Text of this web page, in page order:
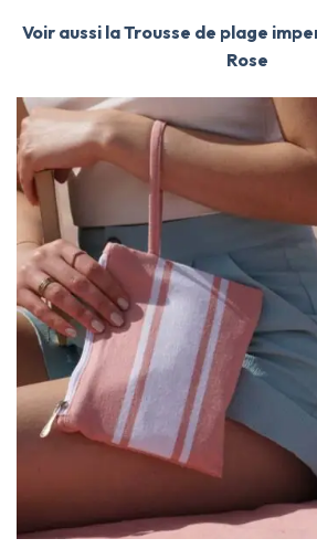
Voir aussi la Trousse de plage
Rose